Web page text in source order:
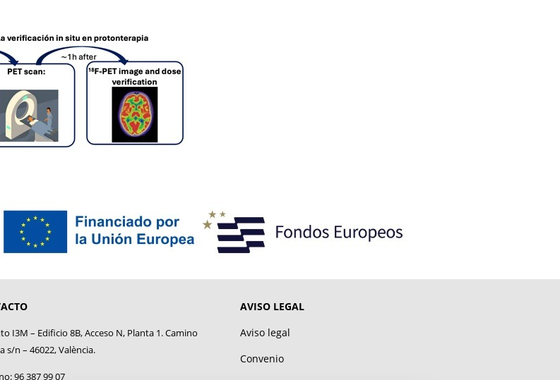
I3M – Edificio 8B, Acceso N, Planta 1. Camino
s/n – 46022, València.
96 387 99 07
AVISO LEGAL
Aviso legal
Convenio